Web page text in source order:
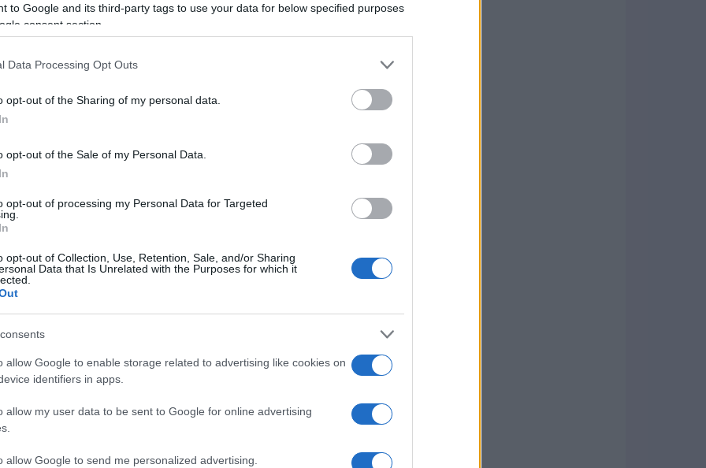
to Google and its third-party tags to use your data for below specified purposes
consent section.
Data Processing Opt Outs
opt-out of the Sharing of my personal data.
opt-out of the Sale of my Personal Data.
opt-out of processing my Personal Data for Targeted
opt-out of Collection, Use, Retention, Sale, and/or Sharing
Data that Is Unrelated with the Purposes for which it
allow Google to enable storage related to advertising like cookies on
identifiers in apps.
allow my user data to be sent to Google for online advertising
allow Google to send me personalized advertising.
meccanica
Hermes E6 è dotata di switch ad alta
questa tastiera ideale per le sessioni
di
più complesse.
principali punti di forza di questo set. Gli
direttamente dalla tastiera, consentendo
di colori e intensità, senza necessità di
solo arricchisce l’estetica del setup, ma